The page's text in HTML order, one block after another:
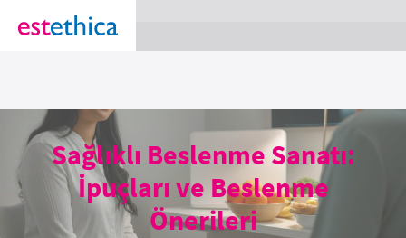
section Service {
Sağlıklı Beslenme Sanatı:
İpuçları ve Beslenme
Önerileri